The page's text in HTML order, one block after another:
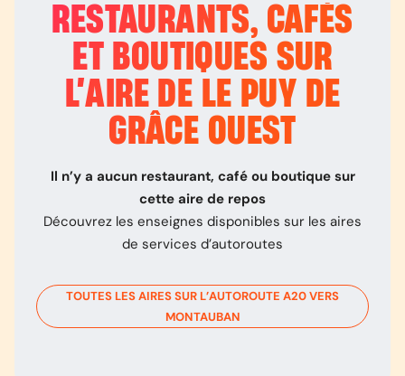
RESTAURANTS, CAFÉS
ET BOUTIQUES SUR
L’AIRE DE LE PUY DE
GRÂCE OUEST
Il n’y a aucun restaurant, café ou boutique sur
cette aire de repos
Découvrez les enseignes disponibles sur les aires
de services d’autoroutes
TOUTES LES AIRES SUR L’AUTOROUTE A20VERS
MONTAUBAN